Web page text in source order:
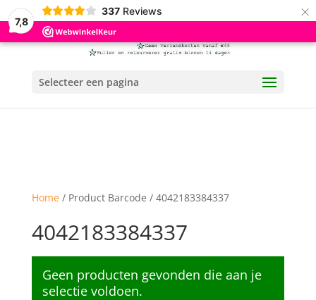
7,8
337 Reviews ×
Selecteer een pagina
Home/ Product Barcode / 4042183384337
4042183384337
Geen producten gevonden die aan je
selectie voldoen.